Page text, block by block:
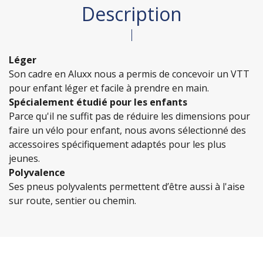
Description
Léger
Son cadre en Aluxx nous a permis de concevoir un VTT
pour enfant léger et facile à prendre en main.
Spécialement étudié pour les enfants
Parce qu'il ne suffit pas de réduire les dimensions pour
faire un vélo pour enfant, nous avons sélectionné des
accessoires spécifiquement adaptés pour les plus
jeunes.
Polyvalence
Ses pneus polyvalents permettent d’être aussi à l'aise
sur route, sentier ou chemin.